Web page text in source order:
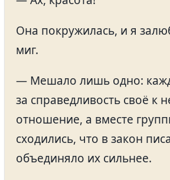
Она покружилась, и я
миг.
— Мешало лишь одно:
за справедливость своё к
отношение, а вместе
сходились, что в закон
объединяло их сильнее.